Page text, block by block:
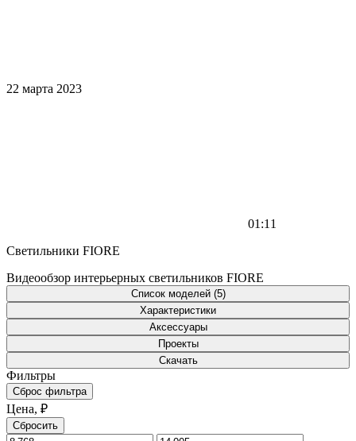
22 марта 2023
01:11
Светильники FIORE
Видеообзор интерьерных светильников FIORE
Список моделей (5)
Характеристики
Аксессуары
Проекты
Скачать
Фильтры
Сброс фильтра
Цена, ₽
Сбросить